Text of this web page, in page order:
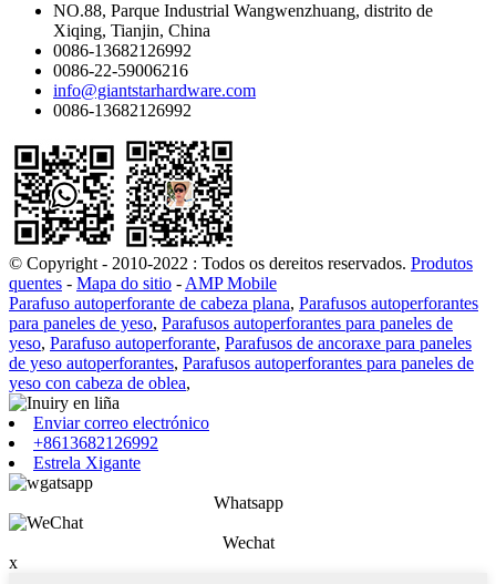
NO.88, Parque Industrial Wangwenzhuang, distrito de
Xiqing, Tianjin, China
0086-13682126992
0086-22-59006216
info@giantstarhardware.com
0086-13682126992
© Copyright - 2010-2022 : Todos os dereitos reservados. Produtos
quentes - Mapa do sitio - AMP Mobile
Parafuso autoperforante de cabeza plana, Parafusos autoperforantes
para paneles de yeso, Parafusos autoperforantes para paneles de
yeso, Parafuso autoperforante, Parafusos de ancoraxe para paneles
de yeso autoperforantes, Parafusos autoperforantes para paneles de
yeso con cabeza de oblea,
Enviar correo electrónico
+8613682126992
Estrela Xigante
Whatsapp
Wechat
x